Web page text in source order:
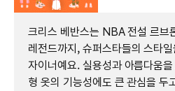
크리스 베반스는 NBA 전설 르브
레전드까지, 슈퍼스타들의 스타
자이너예요. 실용성과 아름다움
형 옷의 기능성에도 큰 관심을 두